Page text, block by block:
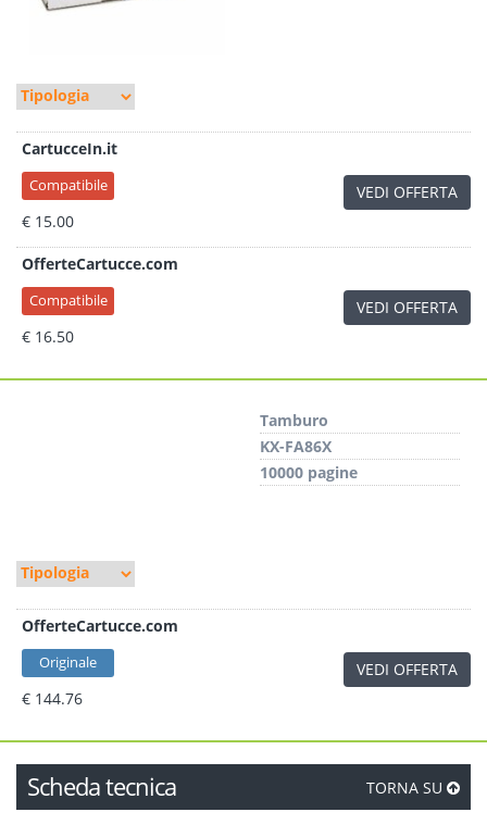
CartucceIn.it
Compatibile
€ 15.00
VEDI OFFERTA
OfferteCartucce.com
Compatibile
€ 16.50
VEDI OFFERTA
Tamburo
KX-FA86X
10000 pagine
OfferteCartucce.com
Originale
€ 144.76
VEDI OFFERTA
Scheda tecnica TORNA SU